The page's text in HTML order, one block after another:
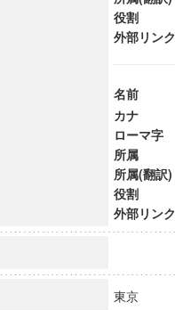
ガバナンス教育研究センター
会発展のサイエンス」
役割
外部リンク
名前
カナ
ローマ字
所属
所属(翻訳)
役割
外部リンク
東京